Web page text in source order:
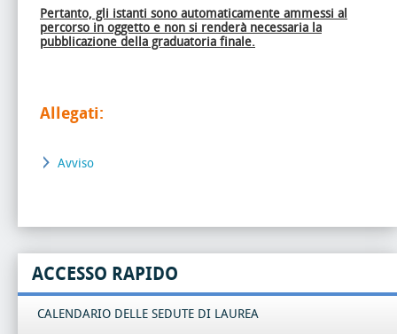
Pertanto, gli istanti sono automaticamente ammessi al
percorso in oggetto e non si renderà necessaria la
pubblicazione della graduatoria finale.
Allegati:
Avviso
ACCESSO RAPIDO
CALENDARIO DELLE SEDUTE DI LAUREA